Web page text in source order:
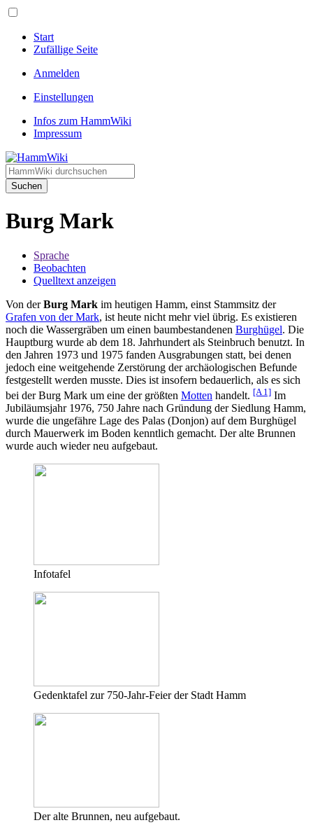
Start
Zufällige Seite
Anmelden
Einstellungen
Infos zum HammWiki
Impressum
Suchen
Burg Mark
Sprache
Beobachten
Quelltext anzeigen
Von derBurg Mark im heutigen Hamm, einst Stammsitz der
Grafen von der Mark, ist heute nicht mehr viel übrig. Es existieren
noch die Wassergräben um einen baumbestandenen Burghügel. Die
Hauptburg wurde ab dem 18. Jahrhundert als Steinbruch benutzt. In
den Jahren 1973 und 1975 fanden Ausgrabungen statt, bei denen
jedoch eine weitgehende Zerstörung der archäologischen Befunde
festgestellt werden musste. Dies ist insofern bedauerlich, als es sich
bei der Burg Mark um eine der größten Motten handelt. [A 1] Im
Jubiläumsjahr 1976, 750 Jahre nach Gründung der Siedlung Hamm,
wurde die ungefähre Lage des Palas (Donjon) auf dem Burghügel
durch Mauerwerk im Boden kenntlich gemacht. Der alte Brunnen
wurde auch wieder neu aufgebaut.
Infotafel
Gedenktafel zur 750-Jahr-Feier der Stadt Hamm
Der alte Brunnen, neu aufgebaut.